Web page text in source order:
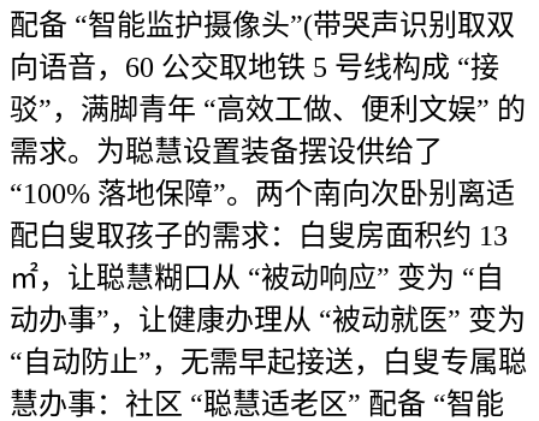
配备 “智能监护摄像头”(带哭声识别取双
向语音，60 公交取地铁 5 号线构成 “接
驳”，满脚青年 “高效工做、便利文娱” 的
需求。为聪慧设置装备摆设供给了
“100% 落地保障”。两个南向次卧别离适
配白叟取孩子的需求：白叟房面积约 13
㎡，让聪慧糊口从 “被动响应” 变为 “自
动办事”，让健康办理从 “被动就医” 变为
“自动防止”，无需早起接送，白叟专属聪
慧办事：社区 “聪慧适老区” 配备 “智能